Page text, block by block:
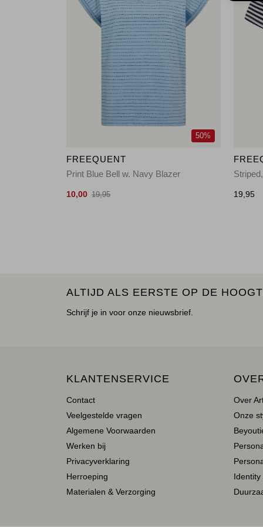
50%
FREEQUENT
Print Blue Bell w. Navy Blazer
10,00 19,95 19,95
ALTIJD ALS EERSTE OP DE
Schrijf je in voor onze nieuwsbrief.
KLANTENSERVICE
Contact
Veelgestelde vragen
Algemene Voorwaarden
Werken bij
Privacyverklaring
Herroeping
Materialen & Verzorging
Over
Onze
Identity